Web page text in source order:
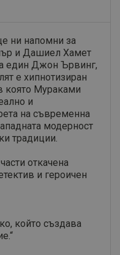
ни напомни за
и Дашиел Хамет
един Джон Ървинг,
е хипнотизиран
която Мураками
и
на съвременна
модерност
традиции.
откачена
и героичен
който създава